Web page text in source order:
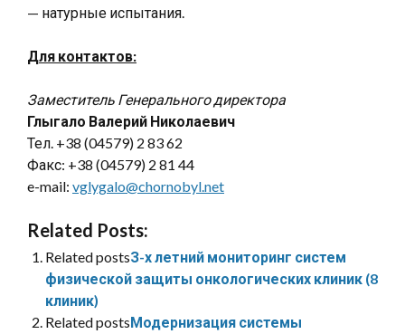
— натурные испытания.
Для контактов:
Заместитель Генерального директора
Глыгало Валерий Николаевич
Тел. +38 (04579) 2 83 62
Факс: +38 (04579) 2 81 44
e-mail: vglygalo@chornobyl.net
Related Posts:
Related postsЗ-х летний мониторинг систем
физической защиты онкологических клиник (8
клиник)
Related postsМодернизация системы